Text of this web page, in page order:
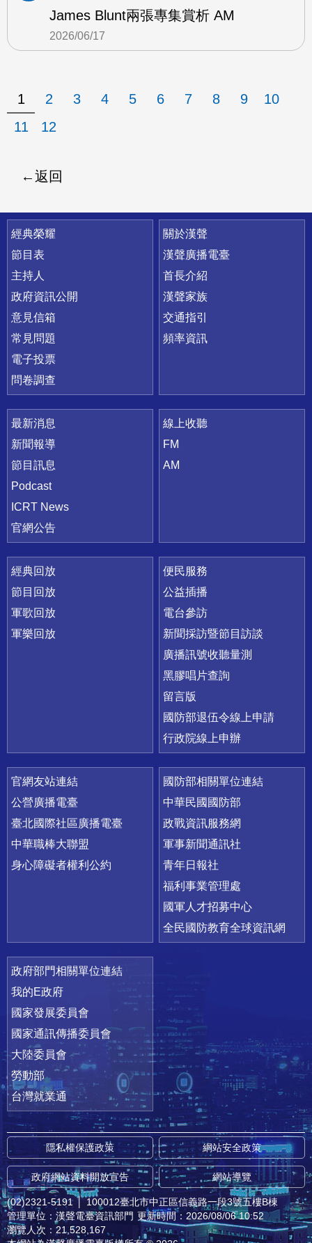
James Blunt兩張專集賞析 AM
2026/06/17
1 2 3 4 5 6 7 8 9
10
11
12
返回
快速連結
經典榮耀
節目表
主持人
政府資訊公開
意見信箱
常見問題
電子投票
問卷調查
關於漢聲
漢聲廣播電臺
首長介紹
漢聲家族
交通指引
頻率資訊
最新消息
新聞報導
節目訊息
Podcast
ICRT News
官網公告
線上收聽
FM
AM
經典回放
節目回放
軍歌回放
軍樂回放
便民服務
公益插播
電台參訪
新聞採訪暨節目訪談
廣播訊號收聽量測
黑膠唱片查詢
留言版
國防部退伍令線上申請
行政院線上申辦
官網友站連結
公營廣播電臺
臺北國際社區廣播電臺
中華職棒大聯盟
身心障礙者權利公約
國防部相關單位連結
中華民國國防部
政戰資訊服務網
軍事新聞通訊社
青年日報社
福利事業管理處
國軍人才招募中心
全民國防教育全球資訊網
政府部門相關單位連結
我的E政府
國家發展委員會
國家通訊傳播委員會
大陸委員會
勞動部
台灣就業通
隱私權保護政策 網站安全政策
政府網站資料開放宣告 網站導覽
(02)2321-5191 │ 100012臺北市中正區信義路一段3號五樓B棟
管理單位：漢聲電臺資訊部門 更新時間：2026/08/06 10:52
瀏覽人次：21,528,167